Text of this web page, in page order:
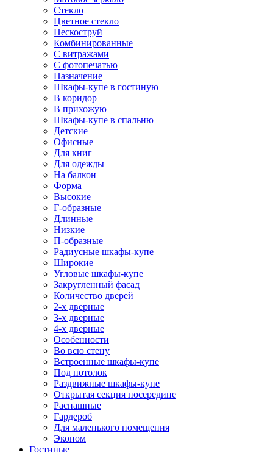
Стекло
Цветное стекло
Пескоструй
Комбинированные
С витражами
С фотопечатью
Назначение
Шкафы-купе в гостиную
В коридор
В прихожую
Шкафы-купе в спальню
Детские
Офисные
Для книг
Для одежды
На балкон
Форма
Высокие
Г-образные
Длинные
Низкие
П-образные
Радиусные шкафы-купе
Широкие
Угловые шкафы-купе
Закругленный фасад
Количество дверей
2-х дверные
3-х дверные
4-х дверные
Особенности
Во всю стену
Встроенные шкафы-купе
Под потолок
Раздвижные шкафы-купе
Открытая секция посередине
Распашные
Гардероб
Для маленького помещения
Эконом
Гостиные